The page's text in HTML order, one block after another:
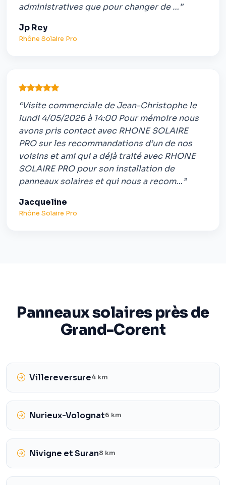
administratives que pour changer de …”
Jp Rey
Rhône Solaire Pro
“Visite commerciale de Jean-Christophe le
lundi 4/05/2026 à 14:00 Pour mémoire nous
avons pris contact avec RHONE SOLAIRE
PRO sur les recommandations d’un de nos
voisins et ami qui a déjà traité avec RHONE
SOLAIRE PRO pour son installation de
panneaux solaires et qui nous a recom…”
Jacqueline
Rhône Solaire Pro
Panneaux solaires près de
Grand-Corent
Villereversure4 km
Nurieux-Volognat6 km
Nivigne et Suran8 km